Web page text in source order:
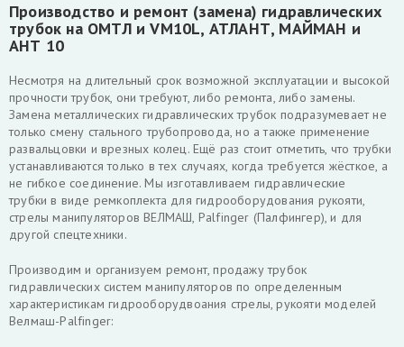
Производство и ремонт (замена) гидравлических
трубок на ОМТЛ и VM10L, АТЛАНТ, МАЙМАН и
АНТ 10
Несмотря на длительный срок возможной эксплуатации и высокой
прочности трубок, они требуют, либо ремонта, либо замены.
Замена металлических гидравлических трубок подразумевает не
только смену стального трубопровода, но а также применение
развальцовки и врезных колец. Ещё раз стоит отметить, что трубки
устанавливаются только в тех случаях, когда требуется жёсткое, а
не гибкое соединение. Мы изготавливаем гидравлические
трубки в виде ремкоплекта для гидрооборудования рукояти,
стрелы манипуляторов ВЕЛМАШ, Palfinger (Палфингер), и для
другой спецтехники.
Производим и организуем ремонт, продажу трубок
гидравлических систем манипуляторов по определенным
характеристикам гидрооборудвоания стрелы, рукояти моделей
Велмаш-Palfinger: